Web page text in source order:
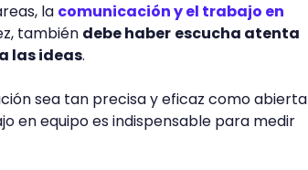
la comunicación y el trabajo en
también debe haber escucha atenta
las ideas.
sea tan precisa y eficaz como abierta
en equipo es indispensable para medir